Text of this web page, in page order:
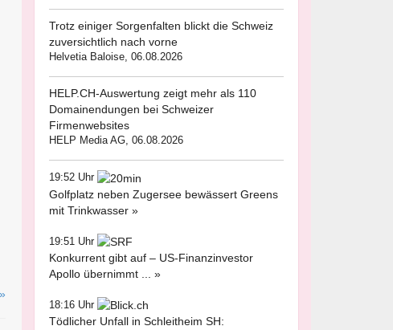
Trotz einiger Sorgenfalten blickt die Schweiz
zuversichtlich nach vorne
Helvetia Baloise, 06.08.2026
HELP.CH-Auswertung zeigt mehr als 110
Domainendungen bei Schweizer
Firmenwebsites
HELP Media AG, 06.08.2026
19:52 Uhr
Golfplatz neben Zugersee bewässert Greens
mit Trinkwasser »
19:51 Uhr
Konkurrent gibt auf – US-Finanzinvestor
Apollo übernimmt ... »
18:16 Uhr
Tödlicher Unfall in Schleitheim SH: